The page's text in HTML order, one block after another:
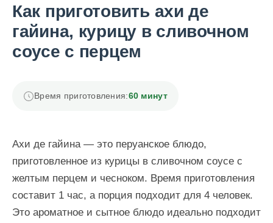
Как приготовить ахи де
гайина, курицу в сливочном
соусе с перцем
Время приготовления:60 минут
Ахи де гайина — это перуанское блюдо,
приготовленное из курицы в сливочном соусе с
желтым перцем и чесноком. Время приготовления
составит 1 час, а порция подходит для 4 человек.
Это ароматное и сытное блюдо идеально подходит